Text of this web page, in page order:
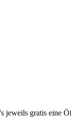
jeweils gratis eine